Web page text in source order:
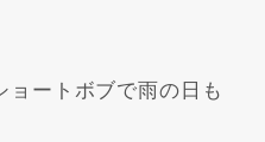
ョートボブで雨の日も